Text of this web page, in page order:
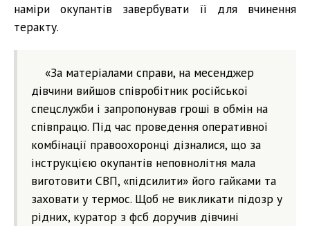
наміри окупантів завербувати її для вчинення
теракту.
«За матеріалами справи, на месенджер
дівчини вийшов співробітник російської
спецслужби і запропонував гроші в обмін на
співпрацю. Під час проведення оперативної
комбінації правоохоронці дізналися, що за
інструкцією окупантів неповнолітня мала
виготовити СВП, «підсилити» його гайками та
заховати у термос. Щоб не викликати підозр у
рідних, куратор з фсб доручив дівчині